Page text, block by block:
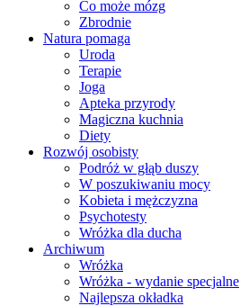
Co może mózg
Zbrodnie
Natura pomaga
Uroda
Terapie
Joga
Apteka przyrody
Magiczna kuchnia
Diety
Rozwój osobisty
Podróż w głąb duszy
W poszukiwaniu mocy
Kobieta i mężczyzna
Psychotesty
Wróżka dla ducha
Archiwum
Wróżka
Wróżka - wydanie specjalne
Najlepsza okładka